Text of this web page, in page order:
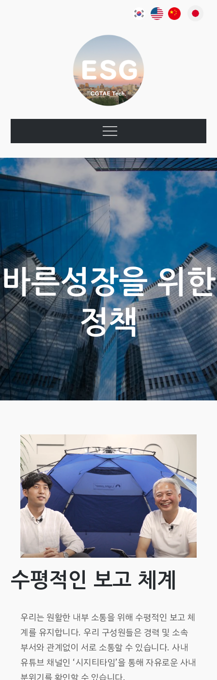
CGTae ESG
Report
Menu
바른성장을 위한
정책
수평적인 보고 체계
우리는 원활한 내부 소통을 위해 수평적인 보고 체
계를 유지합니다. 우리 구성원들은 경력 및 소속
부서와 관계없이 서로 소통할 수 있습니다. 사내
유튜브 채널인 ‘시지티타임’을 통해 자유로운 사내
분위기를 확인할 수 있습니다.